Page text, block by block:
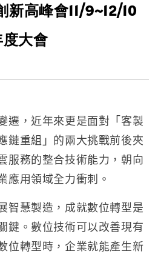
新高峰會11/9~12/10
大會
遷，近年來更是面對「客製
鏈重組」的兩大挑戰前後夾
服務的整合技術能力，朝向
應用領域全力衝刺。
智慧製造，成就數位轉型是
鍵。數位技術可以改善現有
位轉型時，企業就能產生新